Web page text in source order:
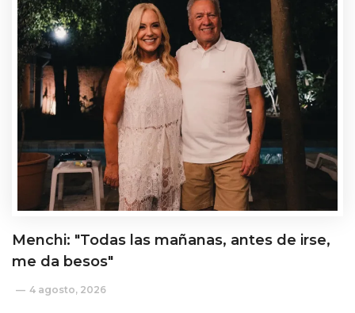
Menchi: "Todas las mañanas, antes de irse,
me da besos"
4 agosto, 2026